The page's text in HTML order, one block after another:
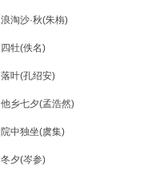
浪淘沙·秋(朱栴)
四牡(佚名)
落叶(孔绍安)
他乡七夕(孟浩然)
院中独坐(虞集)
冬夕(岑参)